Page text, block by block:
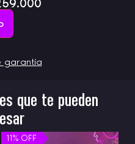
garantía
que te pueden
11% OFF
11% OFF